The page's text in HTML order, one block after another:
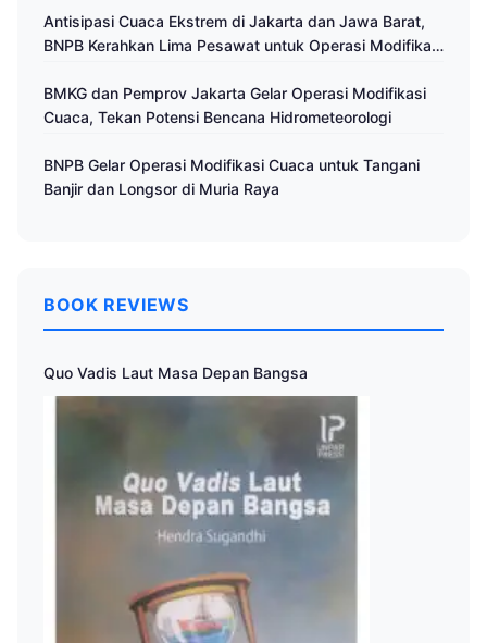
Antisipasi Cuaca Ekstrem di Jakarta dan Jawa Barat,
BNPB Kerahkan Lima Pesawat untuk Operasi Modifikasi
BMKG dan Pemprov Jakarta Gelar Operasi Modifikasi
Cuaca, Tekan Potensi Bencana Hidrometeorologi
BNPB Gelar Operasi Modifikasi Cuaca untuk Tangani
Banjir dan Longsor di Muria Raya
BOOK REVIEWS
Quo Vadis Laut Masa Depan Bangsa